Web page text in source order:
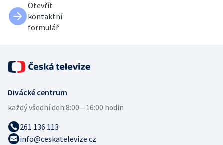
Otevřít
kontaktní
formulář
Divácké centrum
každý všední den:8:00—16:00 hodin
261 136 113
info@ceskatelevize.cz